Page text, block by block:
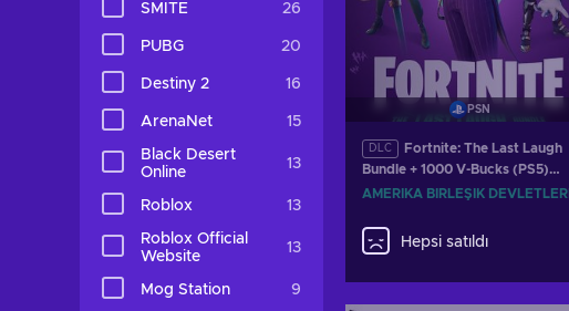
SMITE 26
PUBG 20
Destiny 2 16
ArenaNet 15
Black Desert
Online
13
Roblox 13
Roblox Official
Website
13
Mog Station 9
PSN
DLC
Fortnite: The Last Laugh
Bundle + 1000 V-Bucks (PS5)
PSN Key UNITED STATES
AMERIKA BIRLEŞIK DEVLETLERI
Hepsi satıldı